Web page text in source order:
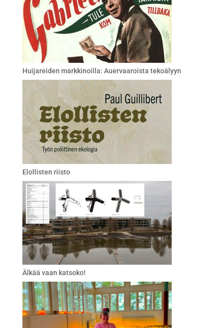
Huijareiden markkinoilla: Auervaaroista tekoälyyn
Elollisten riisto
Älkää vaan katsoko!